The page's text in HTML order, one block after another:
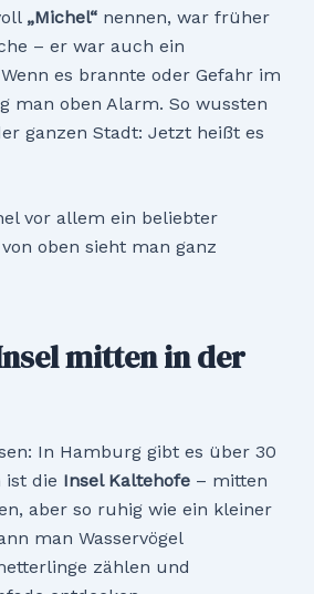
„Michel“nennen, war früher
– er war auch ein
es brannte oder Gefahr im
man oben Alarm. So wussten
ganzen Stadt: Jetzt heißt es
vor allem ein beliebter
oben sieht man ganz
mitten in der
In Hamburg gibt es über 30
ist die Insel Kaltehofe– mitten
aber so ruhig wie ein kleiner
man Wasservögel
zählen und